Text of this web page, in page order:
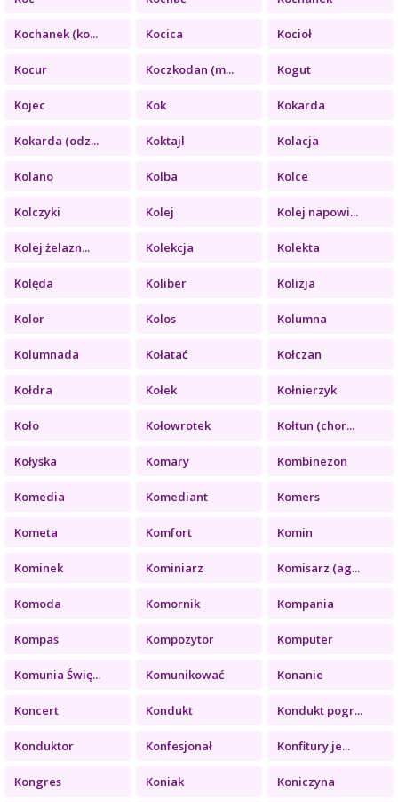
Kochanek (ko... Kocica Kocioł
Kocur Koczkodan (m... Kogut
Kojec Kok Kokarda
Kokarda (odz... Koktajl Kolacja
Kolano Kolba Kolce
Kolczyki Kolej Kolej napowi...
Kolej żelazn... Kolekcja Kolekta
Kolęda Koliber Kolizja
Kolor Kolos Kolumna
Kolumnada Kołatać Kołczan
Kołdra Kołek Kołnierzyk
Koło Kołowrotek Kołtun (chor...
Kołyska Komary Kombinezon
Komedia Komediant Komers
Kometa Komfort Komin
Kominek Kominiarz Komisarz (ag...
Komoda Komornik Kompania
Kompas Kompozytor Komputer
Komunia Świę... Komunikować Konanie
Koncert Kondukt Kondukt pogr...
Konduktor Konfesjonał Konfitury je...
Kongres Koniak Koniczyna